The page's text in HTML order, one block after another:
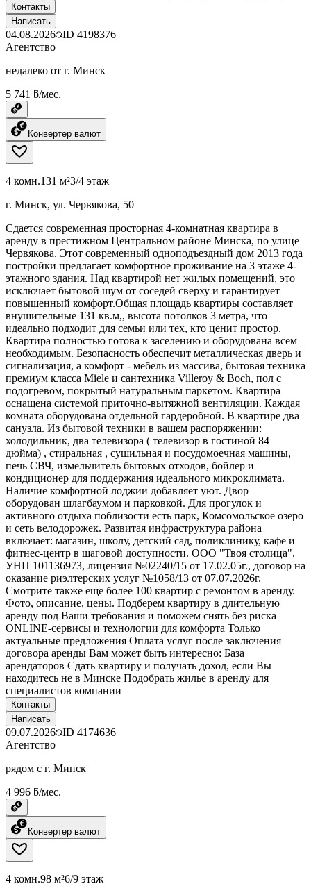
Контакты
Написать
04.08.2026 ID 4198376
Агентство
недалеко от г. Минск
5 741 ƃ/мес.
Конвертер валют
4 комн.131 м²3/4 этаж
г. Минск, ул. Червякова, 50
Сдается современная просторная 4-комнатная квартира в
аренду в престижном Центральном районе Минска, по улице
Червякова. Этот современный одноподъездный дом 2013 года
постройки предлагает комфортное проживание на 3 этаже 4-
этажного здания. Над квартирой нет жилых помещений, это
исключает бытовой шум от соседей сверху и гарантирует
повышенный комфорт.Общая площадь квартиры составляет
внушительные 131 кв.м,, высота потолков 3 метра, что
идеально подходит для семьи или тех, кто ценит простор.
Квартира полностью готова к заселению и оборудована всем
необходимым. Безопасность обеспечит металлическая дверь и
сигнализация, а комфорт - мебель из массива, бытовая техника
премиум класса Miele и сантехника Villeroy & Boch, пол с
подогревом, покрытый натуральным паркетом. Квартира
оснащена системой приточно-вытяжной вентиляции. Каждая
комната оборудована отдельной гардеробной. В квартире два
санузла. Из бытовой техники в вашем распоряжении:
холодильник, два телевизора ( телевизор в гостиной 84
дюйма) , стиральная , сушильная и посудомоечная машины,
печь СВЧ, измельчитель бытовых отходов, бойлер и
кондиционер для поддержания идеального микроклимата.
Наличие комфортной лоджии добавляет уют. Двор
оборудован шлагбаумом и парковкой. Для прогулок и
активного отдыха поблизости есть парк, Комсомольское озеро
и сеть велодорожек. Развитая инфраструктура района
включает: магазин, школу, детский сад, поликлинику, кафе и
фитнес-центр в шаговой доступности. ООО "Твоя столица",
УНП 101136973, лицензия №02240/15 от 17.02.05г., договор на
оказание риэлтерских услуг №1058/13 от 07.07.2026г.
Смотрите также еще более 100 квартир с ремонтом в аренду.
Фото, описание, цены. Подберем квартиру в длительную
аренду под Ваши требования и поможем снять без риска
ONLINE-сервисы и технологии для комфорта Только
актуальные предложения Оплата услуг после заключения
договора аренды Вам может быть интересно: База
арендаторов Сдать квартиру и получать доход, если Вы
находитесь не в Минске Подобрать жилье в аренду для
специалистов компании
Контакты
Написать
09.07.2026 ID 4174636
Агентство
рядом с г. Минск
4 996 ƃ/мес.
Конвертер валют
4 комн.98 м²6/9 этаж